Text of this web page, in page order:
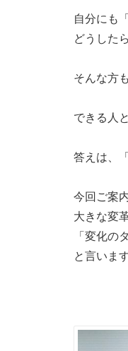
自分にも
どうした
そんな方
できる人
答えは、
今回ご案
大きな変
「変化の
と言います